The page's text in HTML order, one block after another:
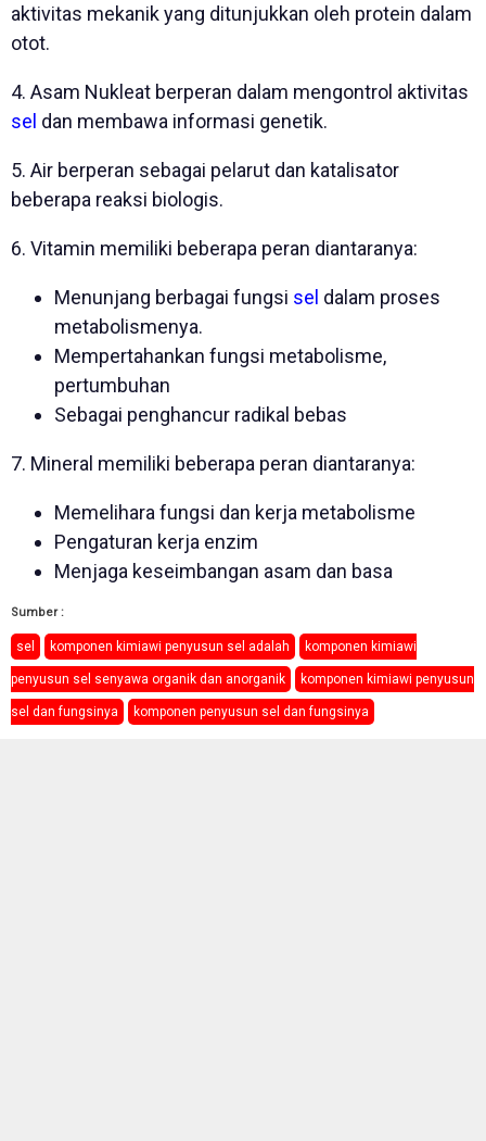
aktivitas mekanik yang ditunjukkan oleh protein dalam
otot.
4. Asam Nukleat berperan dalam mengontrol aktivitas
sel dan membawa informasi genetik.
5. Air berperan sebagai pelarut dan katalisator
beberapa reaksi biologis.
6. Vitamin memiliki beberapa peran diantaranya:
Menunjang berbagai fungsi sel dalam proses
metabolismenya.
Mempertahankan fungsi metabolisme,
pertumbuhan
Sebagai penghancur radikal bebas
7. Mineral memiliki beberapa peran diantaranya:
Memelihara fungsi dan kerja metabolisme
Pengaturan kerja enzim
Menjaga keseimbangan asam dan basa
Sumber :
sel komponen kimiawi penyusun sel adalah komponen kimiawi
penyusun sel senyawa organik dan anorganik komponen kimiawi penyusun
sel dan fungsinya komponen penyusun sel dan fungsinya